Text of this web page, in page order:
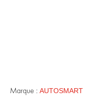
Marque : AUTOSMART